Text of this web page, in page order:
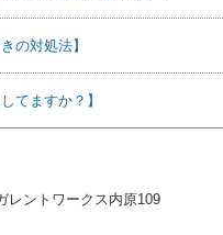
の対処法】
てますか？】
レントワークス内原109